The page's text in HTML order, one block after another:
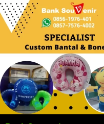
Langsung
ke